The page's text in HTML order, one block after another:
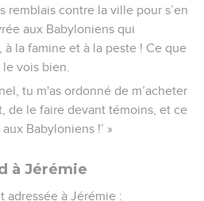
remblais contre la ville pour s’en
aux Babyloniens qui
la famine et à la peste ! Ce que
vois bien.
tu m'as ordonné de m’acheter
de le faire devant témoins, et ce
Babyloniens !’ »
à Jérémie
adressée à Jérémie :